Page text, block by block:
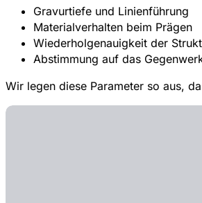
Gravurtiefe und Linienführung
Materialverhalten beim Prägen
Wiederholgenauigkeit der
Abstimmung auf das
Wir legen diese Parameter so aus,